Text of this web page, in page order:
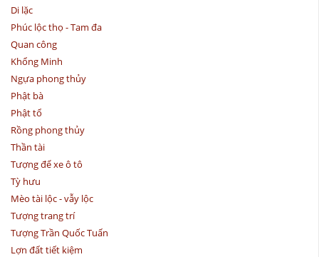
Di lặc
Phúc lộc thọ - Tam đa
Quan công
Khổng Minh
Ngựa phong thủy
Phật bà
Phật tổ
Rồng phong thủy
Thần tài
Tượng để xe ô tô
Tỳ hưu
Mèo tài lộc - vẫy lộc
Tượng trang trí
Tượng Trần Quốc Tuấn
Lợn đất tiết kiệm